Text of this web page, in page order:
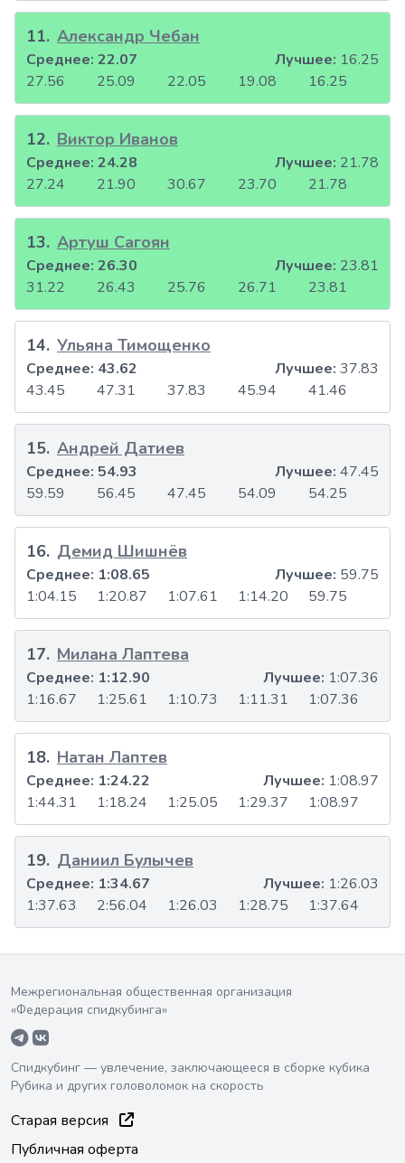
11. Александр Чебан
27.56 25.09 22.05 19.08 16.25
Среднее: 22.07 Лучшее: 16.25
12. Виктор Иванов
27.24 21.90 30.67 23.70 21.78
Среднее: 24.28 Лучшее: 21.78
13. Артуш Сагоян
31.22 26.43 25.76 26.71 23.81
Среднее: 26.30 Лучшее: 23.81
14. Ульяна Тимощенко
43.45 47.31 37.83 45.94 41.46
Среднее: 43.62 Лучшее: 37.83
15. Андрей Датиев
59.59 56.45 47.45 54.09 54.25
Среднее: 54.93 Лучшее: 47.45
16. Демид Шишнёв
1:04.15 1:20.87 1:07.61 1:14.20 59.75
Среднее: 1:08.65 Лучшее: 59.75
17. Милана Лаптева
1:16.67 1:25.61 1:10.73 1:11.31 1:07.36
Среднее: 1:12.90 Лучшее: 1:07.36
18. Натан Лаптев
1:44.31 1:18.24 1:25.05 1:29.37 1:08.97
Среднее: 1:24.22 Лучшее: 1:08.97
19. Даниил Булычев
1:37.63 2:56.04 1:26.03 1:28.75 1:37.64
Среднее: 1:34.67 Лучшее: 1:26.03
Межрегиональная общественная организация
«Федерация спидкубинга»
Спидкубинг — увлечение, заключающееся в сборке кубика
Рубика и других головоломок на скорость
Старая версия
Публичная оферта